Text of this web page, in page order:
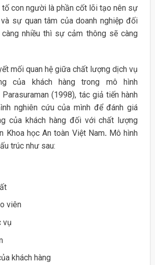
tố con người là phần cốt lõi tạo nên sự
sự quan tâm của doanh nghiệp đối
nhiều thì sự cảm thông sẽ càng
mối quan hệ giữa chất lượng dịch vụ
của khách hàng trong mô hình
Parasuraman (1998), tác giả tiến hành
nghiên cứu của mình để đánh giá
của khách hàng đối với chất lượng
Khoa học An toàn Việt Nam. Mô hình
trúc như sau:
viên
vụ
khách hàng